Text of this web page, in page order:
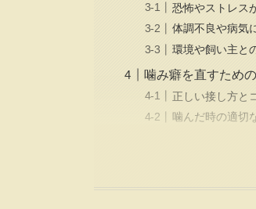
恐怖やストレス
体調不良や病気
環境や飼い主と
噛み癖を直すため
正しい接し方と
噛んだ時の適切